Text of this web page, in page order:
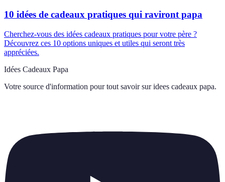
10 idées de cadeaux pratiques qui raviront papa
Cherchez-vous des idées cadeaux pratiques pour votre père ?
Découvrez ces 10 options uniques et utiles qui seront très
appréciées.
Idées Cadeaux Papa
Votre source d'information pour tout savoir sur idees cadeaux papa.